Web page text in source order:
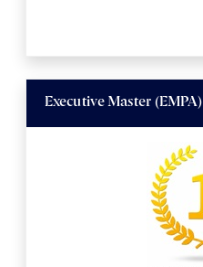
Executive Master (EMPA)